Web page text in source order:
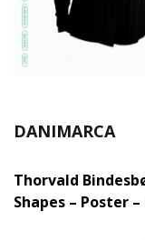
DANIMARCA
Thorvald
Shapes – Poster